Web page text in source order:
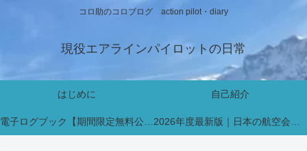
コロ助のコロブログ action pilot・diary
現役エアラインパイロットの日常
はじめに 自己紹介
電子ログブック【期間限定無料公開中】 2026年度最新版｜日本の航空会社パイロット採用・インターン情報まとめ【新卒・既卒対応】